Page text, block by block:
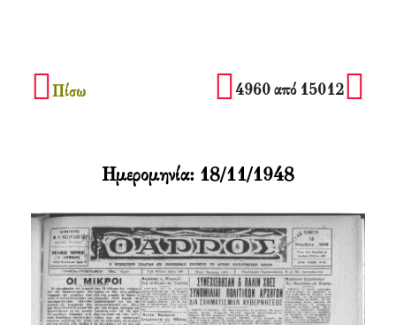
Πίσω 4960 από 15012
Ημερομηνία: 18/11/1948